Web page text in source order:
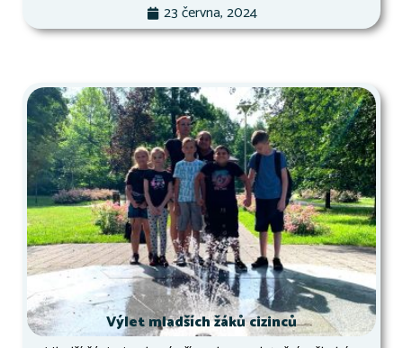
23 června, 2024
Výlet mladších žáků cizinců